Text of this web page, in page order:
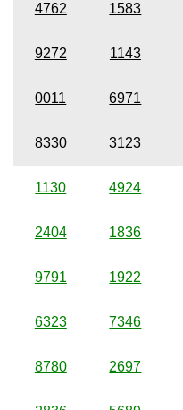
4762 1583
9272 1143
0011 6971
8330 3123
1130 4924
2404 1836
9791 1922
6323 7346
8780 2697